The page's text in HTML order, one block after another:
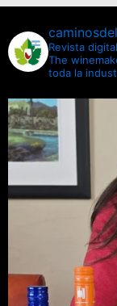
Revista
The
toda la